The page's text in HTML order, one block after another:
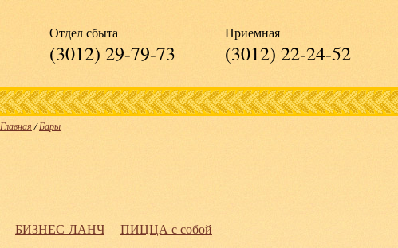
Приемная
(3012) 22-24-52
Отдел сбыта
(3012) 29-79-73
Главная /Бары
БИЗНЕС-ЛАНЧ ПИЦЦА с собой